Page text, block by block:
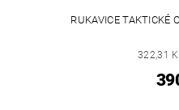
RUKAVICE TAKTICKÉ
322,31